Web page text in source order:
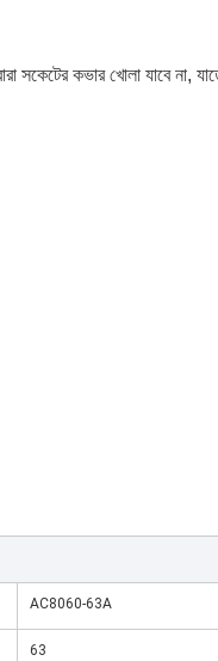
কভার খোলা যাবে না,
AC8060-63A
63